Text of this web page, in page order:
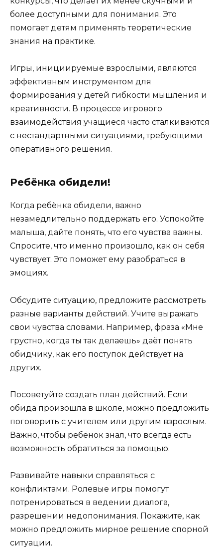
более доступными для понимания. Это
помогает детям применять теоретические
знания на практике.
Игры, инициируемые взрослыми, являются
эффективным инструментом для
формирования у детей гибкости мышления и
креативности. В процессе игрового
взаимодействия учащиеся часто сталкиваются
с нестандартными ситуациями, требующими
оперативного решения.
Ребёнка обидели!
Когда ребёнка обидели, важно
незамедлительно поддержать его. Успокойте
малыша, дайте понять, что его чувства важны.
Спросите, что именно произошло, как он себя
чувствует. Это поможет ему разобраться в
эмоциях.
Обсудите ситуацию, предложите рассмотреть
разные варианты действий. Учите выражать
свои чувства словами. Например, фраза «Мне
грустно, когда ты так делаешь» даёт понять
обидчику, как его поступок действует на
других.
Посоветуйте создать план действий. Если
обида произошла в школе, можно предложить
поговорить с учителем или другим взрослым.
Важно, чтобы ребёнок знал, что всегда есть
возможность обратиться за помощью.
Развивайте навыки справляться с
конфликтами. Ролевые игры помогут
потренироваться в ведении диалога,
разрешении недопонимания. Покажите, как
можно предложить мирное решение спорной
ситуации.